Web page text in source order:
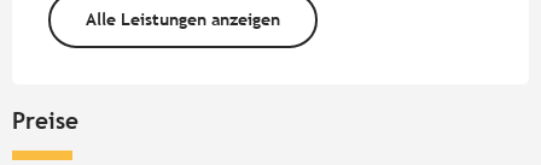
Alle Leistungen anzeigen
Preise